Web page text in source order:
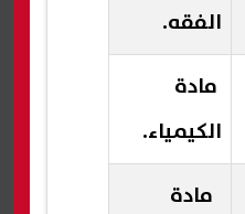
الفقه.
مادة
الكيمياء.
مادة